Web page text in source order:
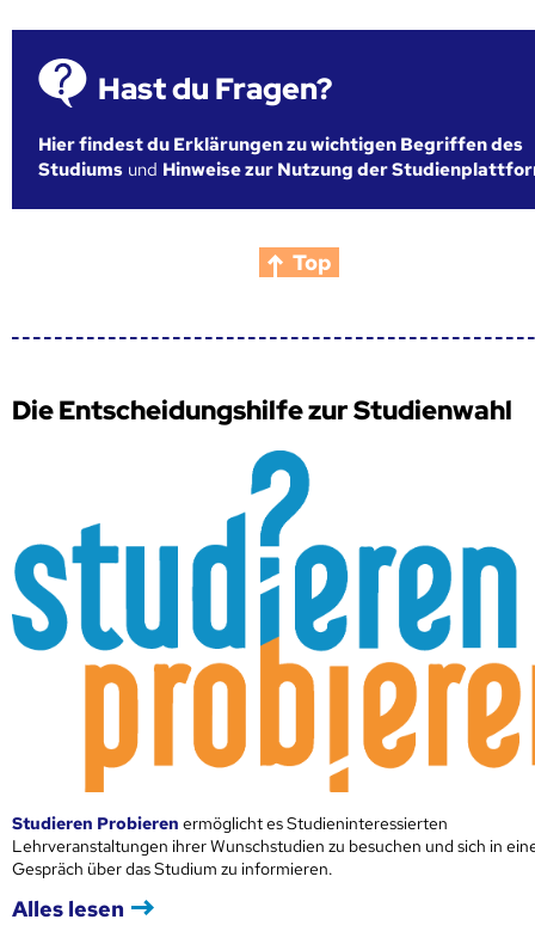
Hast du Fragen?
Hier findest du Erklärungen zu wichtigen Begriffen des
Studiums und Hinweise zur Nutzung der
Top
Die Entscheidungshilfe zur Studienwahl
Studieren Probieren ermöglicht es Studieninteressierten
Lehrveranstaltungen ihrer Wunschstudien zu besuchen und sich in
Gespräch über das Studium zu informieren.
Alles lesen